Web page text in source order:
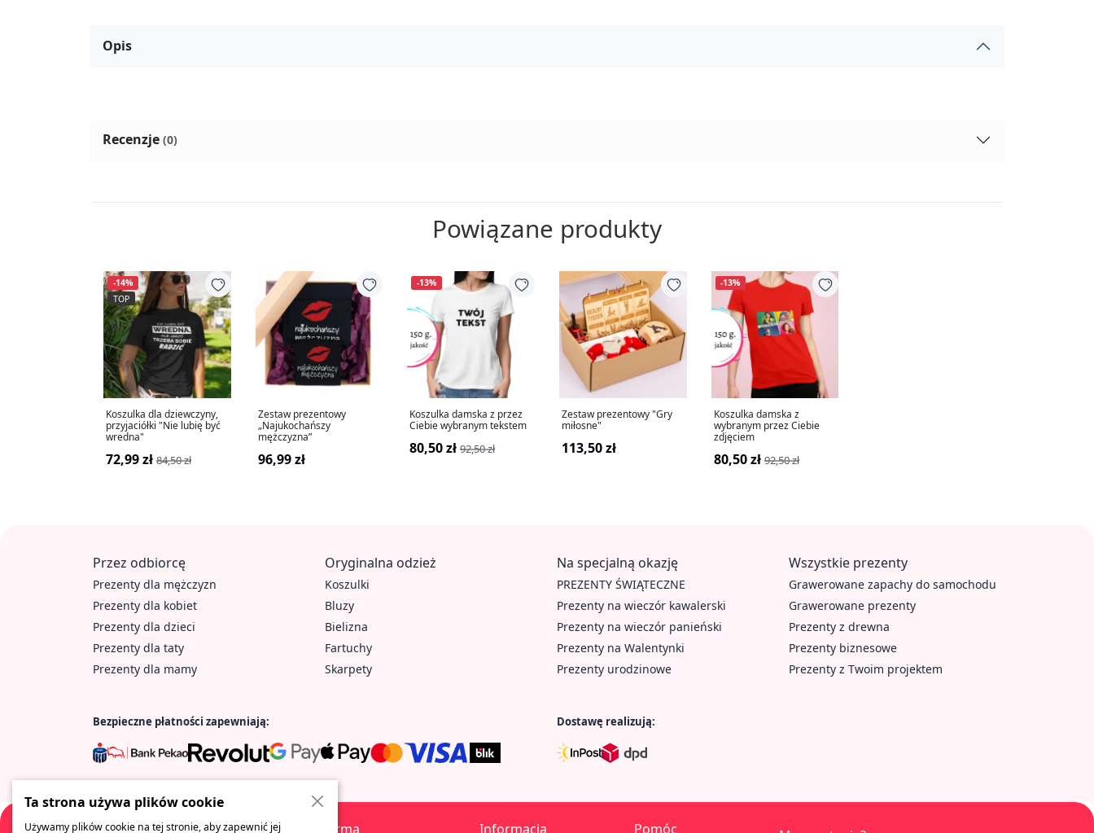
Opis
Recenzje (0)
Powiązane produkty
-14%
TOP
Koszulka dla dziewczyny,
przyjaciółki "Nie lubię być
wredna"
72,99 zł 84,50 zł
Zestaw prezentowy
„Najukochańszy
mężczyzna”
96,99 zł
-13%
Koszulka damska z przez
Ciebie wybranym tekstem
80,50 zł 92,50 zł
Zestaw prezentowy "Gry
miłosne"
113,50 zł
-13%
Koszulka damska z
wybranym przez Ciebie
zdjęciem
80,50 zł 92,50 zł
Przez odbiorcę
Prezenty dla mężczyzn
Prezenty dla kobiet
Prezenty dla dzieci
Prezenty dla taty
Prezenty dla mamy
Oryginalna odzież
Koszulki
Bluzy
Bielizna
Fartuchy
Skarpety
Na specjalną okazję
PREZENTY ŚWIĄTECZNE
Prezenty na wieczór kawalerski
Prezenty na wieczór panieński
Prezenty na Walentynki
Prezenty urodzinowe
Wszystkie prezenty
Grawerowane zapachy do samochodu
Grawerowane prezenty
Prezenty z drewna
Prezenty biznesowe
Prezenty z Twoim projektem
Bezpieczne płatności zapewniają: Dostawę realizują:
Firma Informacja Pomóc
Ta strona używa plików cookie
Używamy plików cookie na tej stronie, aby zapewnić jej